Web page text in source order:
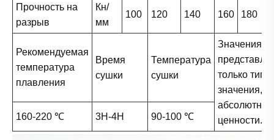
Прочность на
разрыв
Кн/
мм
100 120 140 160 180
Рекомендуемая
температура
плавления
Время
сушки
Температура
сушки
Значения в
только
значения, а
абсолютные
ценности.
160-220 ℃ 3H-4H 90-100 ℃